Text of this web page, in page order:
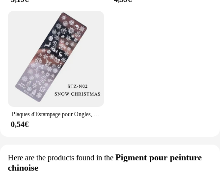
0,54€
Here are the products found in the Pigment pour peinture
chinoise